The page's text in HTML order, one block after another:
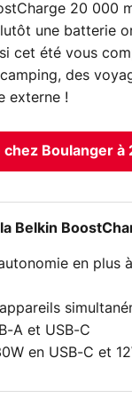
20 000
une batterie
cet été vous
des
externe !
Boulanger à
Belkin
en plus
A et USB-C
en USB-C et